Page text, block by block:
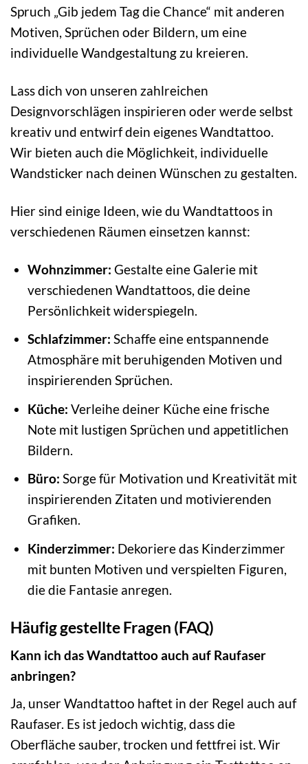
Spruch „Gib jedem Tag die Chance“ mit anderen
Motiven, Sprüchen oder Bildern, um eine
individuelle Wandgestaltung zu kreieren.
Lass dich von unseren zahlreichen
Designvorschlägen inspirieren oder werde selbst
kreativ und entwirf dein eigenes Wandtattoo.
Wir bieten auch die Möglichkeit, individuelle
Wandsticker nach deinen Wünschen zu gestalten.
Hier sind einige Ideen, wie du Wandtattoos in
verschiedenen Räumen einsetzen kannst:
Wohnzimmer: Gestalte eine Galerie mit
verschiedenen Wandtattoos, die deine
Persönlichkeit widerspiegeln.
Schlafzimmer: Schaffe eine entspannende
Atmosphäre mit beruhigenden Motiven und
inspirierenden Sprüchen.
Küche: Verleihe deiner Küche eine frische
Note mit lustigen Sprüchen und appetitlichen
Bildern.
Büro: Sorge für Motivation und Kreativität mit
inspirierenden Zitaten und motivierenden
Grafiken.
Kinderzimmer: Dekoriere das Kinderzimmer
mit bunten Motiven und verspielten Figuren,
die die Fantasie anregen.
Häufig gestellte Fragen (FAQ)
Kann ich das Wandtattoo auch auf Raufaser
anbringen?
Ja, unser Wandtattoo haftet in der Regel auch auf
Raufaser. Es ist jedoch wichtig, dass die
Oberfläche sauber, trocken und fettfrei ist. Wir